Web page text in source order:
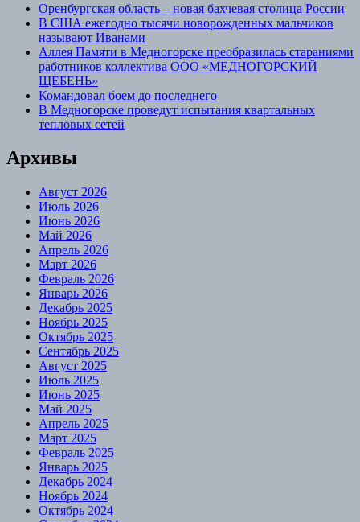
Оренбургская область – новая бахчевая столица России
В США ежегодно тысячи новорожденных мальчиков
называют Иванами
Аллея Памяти в Медногорске преобразилась стараниями
работников коллектива ООО «МЕДНОГОРСКИЙ
ЩЕБЕНЬ»
Командовал боем до последнего
В Медногорске проведут испытания квартальных
тепловых сетей
Архивы
Август 2026
Июль 2026
Июнь 2026
Май 2026
Апрель 2026
Март 2026
Февраль 2026
Январь 2026
Декабрь 2025
Ноябрь 2025
Октябрь 2025
Сентябрь 2025
Август 2025
Июль 2025
Июнь 2025
Май 2025
Апрель 2025
Март 2025
Февраль 2025
Январь 2025
Декабрь 2024
Ноябрь 2024
Октябрь 2024